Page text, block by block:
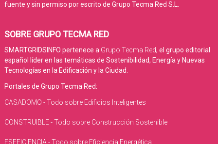
fuente y sin permiso por escrito de Grupo Tecma Red S.L.
SOBRE GRUPO TECMA RED
SMARTGRIDSINFO pertenece a Grupo Tecma Red, el grupo editorial
español líder en las temáticas de Sostenibilidad, Energía y Nuevas
Tecnologías en la Edificación y la Ciudad.
Portales de Grupo Tecma Red:
CASADOMO - Todo sobre Edificios Inteligentes
CONSTRUIBLE - Todo sobre Construcción Sostenible
ESEFICIENCIA - Todo sobre Eficiencia Energética